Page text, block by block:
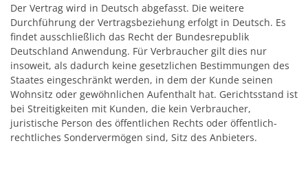
Der Vertrag wird in Deutsch abgefasst. Die weitere
Durchführung der Vertragsbeziehung erfolgt in Deutsch. Es
findet ausschließlich das Recht der Bundesrepublik
Deutschland Anwendung. Für Verbraucher gilt dies nur
insoweit, als dadurch keine gesetzlichen Bestimmungen des
Staates eingeschränkt werden, in dem der Kunde seinen
Wohnsitz oder gewöhnlichen Aufenthalt hat. Gerichtsstand ist
bei Streitigkeiten mit Kunden, die kein Verbraucher,
juristische Person des öffentlichen Rechts oder öffentlich-
rechtliches Sondervermögen sind, Sitz des Anbieters.